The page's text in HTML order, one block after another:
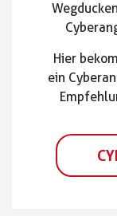
Hier
ein